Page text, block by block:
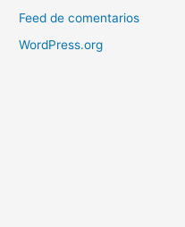
Feed de comentarios
WordPress.org